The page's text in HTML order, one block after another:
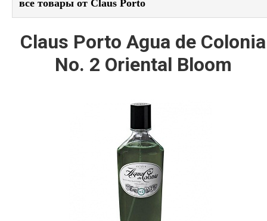
все товары от Claus Porto
Claus Porto Agua de Colonia
No. 2 Oriental Bloom